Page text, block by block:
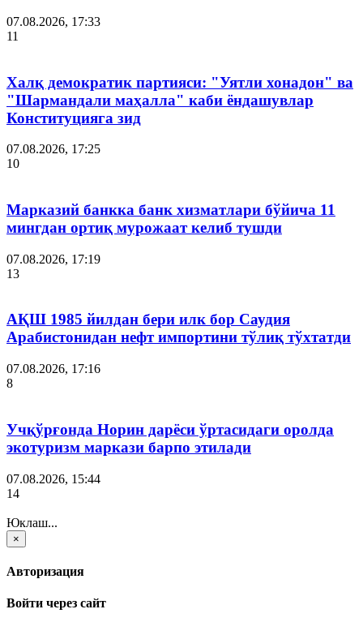
07.08.2026, 17:33
11
Халқ демократик партияси: "Уятли хонадон" ва
"Шармандали маҳалла" каби ёндашувлар
Конституцияга зид
07.08.2026, 17:25
10
Марказий банкка банк хизматлари бўйича 11
мингдан ортиқ мурожаат келиб тушди
07.08.2026, 17:19
13
АҚШ 1985 йилдан бери илк бор Саудия
Арабистонидан нефт импортини тўлиқ тўхтатди
07.08.2026, 17:16
8
Учқўрғонда Норин дарёси ўртасидаги оролда
экотуризм маркази барпо этилади
07.08.2026, 15:44
14
Юклаш...
×
Авторизация
Войти через сайт